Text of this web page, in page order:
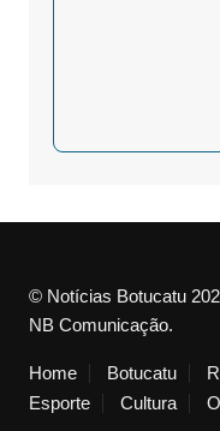
© Notícias Botucatu
NB Comunicação.
Home Botucatu
Esporte
Cultura